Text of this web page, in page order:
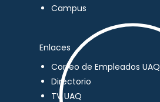
Campus
Enlaces
Correo de Empleados UAQ
Directorio
TV UAQ